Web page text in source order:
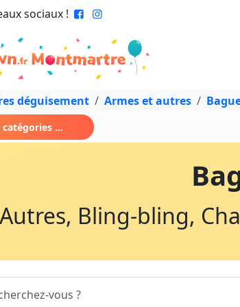
sociaux !
déguisement Armes et autres
...
Autres, Bling-bling,